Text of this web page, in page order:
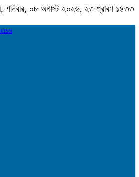
, শনিবার, ০৮ অগাস্ট ২০২৬, ২৩ শ্রাবণ ১৪৩৩